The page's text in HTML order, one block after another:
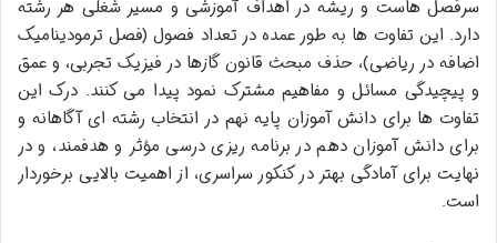
سرفصل هاست و ریشه در اهداف آموزشی و مسیر شغلی هر رشته
دارد. این تفاوت ها به طور عمده در تعداد فصول (فصل ترمودینامیک
اضافه در ریاضی)، حذف مبحث قانون گازها در فیزیک تجربی، و عمق
و پیچیدگی مسائل و مفاهیم مشترک نمود پیدا می کنند. درک این
تفاوت ها برای دانش آموزان پایه نهم در انتخاب رشته ای آگاهانه و
برای دانش آموزان دهم در برنامه ریزی درسی مؤثر و هدفمند، و در
نهایت برای آمادگی بهتر در کنکور سراسری، از اهمیت بالایی برخوردار
است.